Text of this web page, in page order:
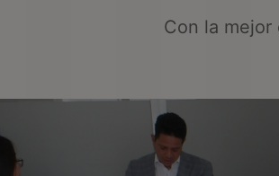
Con la mejor